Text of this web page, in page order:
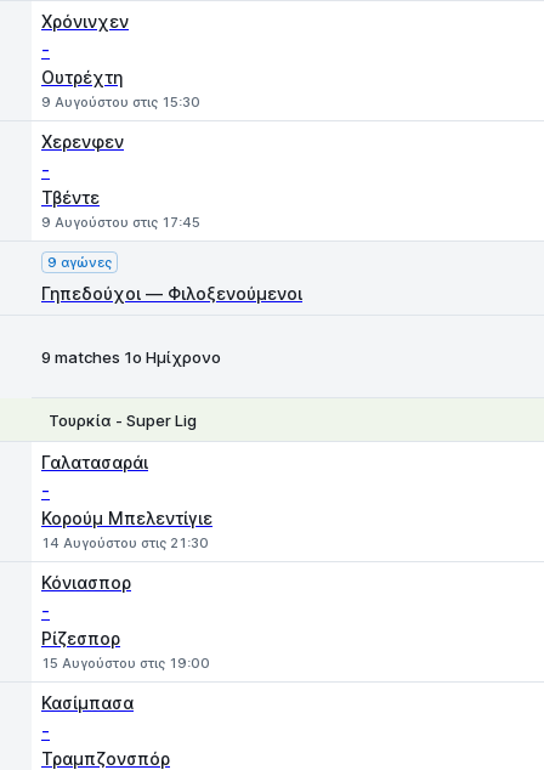
Χρόνινχεν
-
Ουτρέχτη
9 Αυγούστου στις 15:30
Χερενφεν
-
Τβέντε
9 Αυγούστου στις 17:45
9 αγώνες
Γηπεδούχοι — Φιλοξενούμενοι
9 matches 1ο Ημίχρονο
Τουρκία - Super Lig
Γαλατασαράι
-
Κορούμ Μπελεντίγιε
14 Αυγούστου στις 21:30
Κόνιασπορ
-
Ρίζεσπορ
15 Αυγούστου στις 19:00
Κασίμπασα
-
Τραμπζονσπόρ